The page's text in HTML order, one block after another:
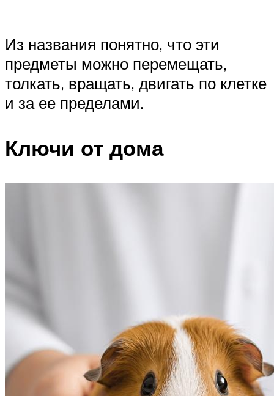
Из названия понятно, что эти
предметы можно перемещать,
толкать, вращать, двигать по клетке
и за ее пределами.
Ключи от дома